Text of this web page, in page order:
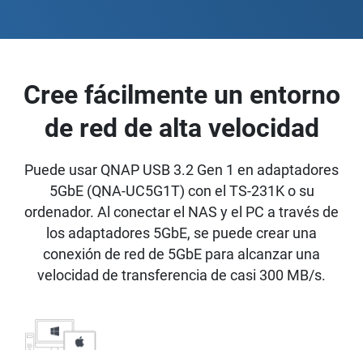
Cree fácilmente un entorno
de red de alta velocidad
Puede usar QNAP USB 3.2 Gen 1 en adaptadores
5GbE (QNA-UC5G1T) con el TS-231K o su
ordenador. Al conectar el NAS y el PC a través de
los adaptadores 5GbE, se puede crear una
conexión de red de 5GbE para alcanzar una
velocidad de transferencia de casi 300 MB/s.